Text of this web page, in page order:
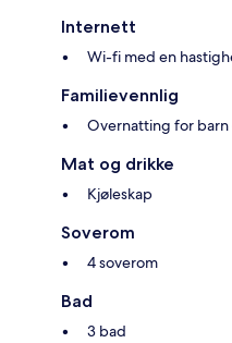
Internett
Wi-fi med en
Familievennlig
Overnatting for barn
Mat og drikke
Kjøleskap
Soverom
4 soverom
Bad
3 bad